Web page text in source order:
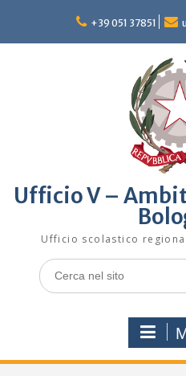
content
+39 051 37851
Ufficio V –
Ufficio scolastico
Search
for: